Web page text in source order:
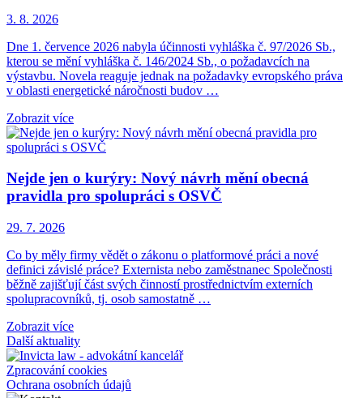
3. 8. 2026
Dne 1. července 2026 nabyla účinnosti vyhláška č. 97/2026 Sb.,
kterou se mění vyhláška č. 146/2024 Sb., o požadavcích na
výstavbu. Novela reaguje jednak na požadavky evropského práva
v oblasti energetické náročnosti budov …
Zobrazit více
Nejde jen o kurýry: Nový návrh mění obecná
pravidla pro spolupráci s OSVČ
29. 7. 2026
Co by měly firmy vědět o zákonu o platformové práci a nové
definici závislé práce? Externista nebo zaměstnanec Společnosti
běžně zajišťují část svých činností prostřednictvím externích
spolupracovníků, tj. osob samostatně …
Zobrazit více
Další aktuality
Zpracování cookies
Ochrana osobních údajů